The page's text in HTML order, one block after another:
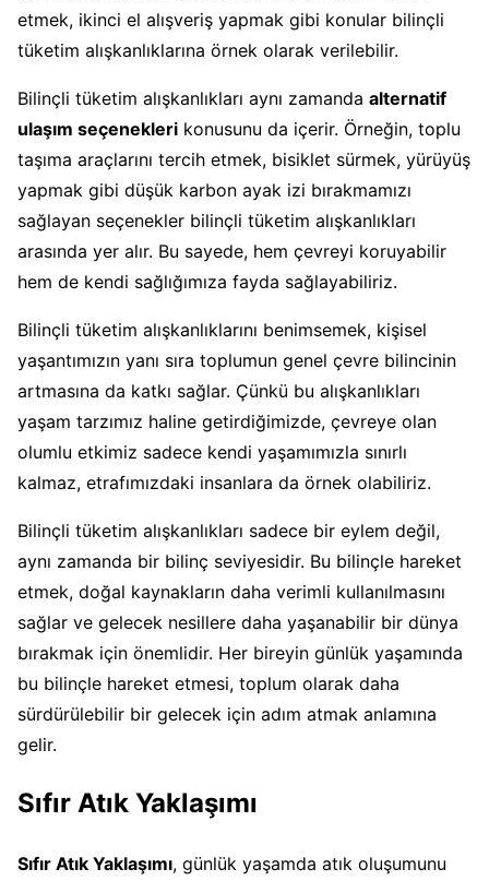
etmek, ikinci el alışveriş yapmak gibi konular bilinçli
tüketim alışkanlıklarına örnek olarak verilebilir.
Bilinçli tüketim alışkanlıkları aynı zamanda alternatif
ulaşım seçenekleri konusunu da içerir. Örneğin, toplu
taşıma araçlarını tercih etmek, bisiklet sürmek, yürüyüş
yapmak gibi düşük karbon ayak izi bırakmamızı
sağlayan seçenekler bilinçli tüketim alışkanlıkları
arasında yer alır. Bu sayede, hem çevreyi koruyabilir
hem de kendi sağlığımıza fayda sağlayabiliriz.
Bilinçli tüketim alışkanlıklarını benimsemek, kişisel
yaşantımızın yanı sıra toplumun genel çevre bilincinin
artmasına da katkı sağlar. Çünkü bu alışkanlıkları
yaşam tarzımız haline getirdiğimizde, çevreye olan
olumlu etkimiz sadece kendi yaşamımızla sınırlı
kalmaz, etrafımızdaki insanlara da örnek olabiliriz.
Bilinçli tüketim alışkanlıkları sadece bir eylem değil,
aynı zamanda bir bilinç seviyesidir. Bu bilinçle hareket
etmek, doğal kaynakların daha verimli kullanılmasını
sağlar ve gelecek nesillere daha yaşanabilir bir dünya
bırakmak için önemlidir. Her bireyin günlük yaşamında
bu bilinçle hareket etmesi, toplum olarak daha
sürdürülebilir bir gelecek için adım atmak anlamına
gelir.
Sıfır Atık Yaklaşımı
Sıfır Atık Yaklaşımı, günlük yaşamda atık oluşumunu